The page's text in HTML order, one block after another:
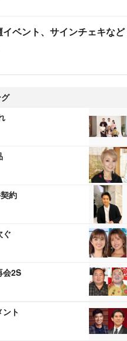
ベント、サインチェキなど
約
ぐ
会2S
ト